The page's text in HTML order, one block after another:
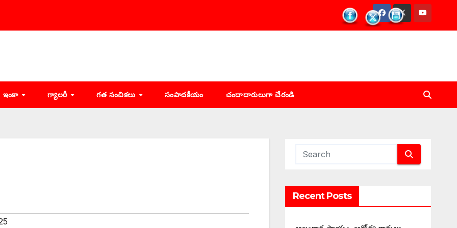
ఇంకా గ్యాలరీ గత సంచికలు సంపాదకీయం చందాదారులుగా చేరండి
Recent Posts